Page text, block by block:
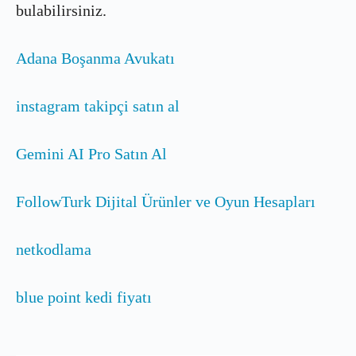
bulabilirsiniz.
Adana Boşanma Avukatı
instagram takipçi satın al
Gemini AI Pro Satın Al
FollowTurk Dijital Ürünler ve Oyun Hesapları
netkodlama
blue point kedi fiyatı